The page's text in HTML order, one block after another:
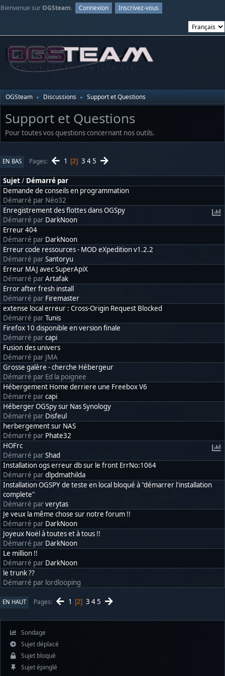
Bienvenue surOGSteam. Connexion Inscrivez-vous
OGSteam ► Discussions ► Support et Questions
Support et Questions
Pour toutes vos questions concernant nos outils.
EN BAS Pages 1 2 3 45
Sujet/ Démarré par
Demande de conseils en programmation
Démarré par Néo32
Enregistrement des flottes dans OGSpy
Démarré par DarkNoon
Erreur 404
Démarré par DarkNoon
Erreur code ressources - MOD eXpedition v1.2.2
Démarré parSantoryu
Erreur MAJ avec SuperApiX
Démarré parArtafak
Error after fresh install
Démarré par Firemaster
extense local erreur : Cross-Origin Request Blocked
Démarré parTunis
Firefox 10 disponible en version finale
Démarré parcapi
Fusion des univers
Démarré par JMA
Grosse galère - cherche Hébergeur
Démarré par Ed la poignee
Hébergement Home derriere une Freebox V6
Démarré parcapi
Héberger OGSpy sur Nas Synology
Démarré par Disfeul
herbergement sur NAS
Démarré par Phate32
HOFrc
Démarré parShad
Installation ogs erreur db sur le front ErrNo:1064
Démarré pardlpdmathilda
Installation OGSPY de teste en local bloqué à "démarrer l'installation
complete"
Démarré parverytas
Je veux la même chose sur notre forum !!
Démarré par DarkNoon
Joyeux Noël à toutes et à tous !!
Démarré par DarkNoon
Le million !!
Démarré par DarkNoon
le trunk ??
Démarré par lordlooping
EN HAUT Pages 1 2 3 45
Sondage
Sujet déplacé
Sujet bloqué
Sujet épinglé